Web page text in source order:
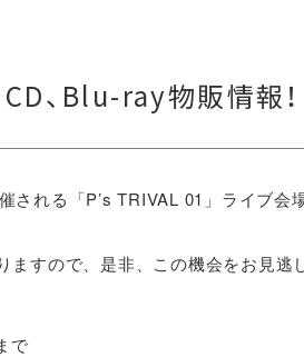
、Blu-ray物販情報！
される「P’s TRIVAL 01」ライブ会
すので、是非、この機会をお見逃
で